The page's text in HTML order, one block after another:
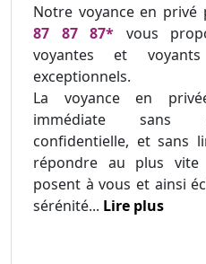
Notre voyance en
87 87 87* vous
voyantes et
exceptionnels.
La voyance en
immédiate sans
confidentielle, et sans
répondre au plus
posent à vous et ainsi
sérénité... Lire plus